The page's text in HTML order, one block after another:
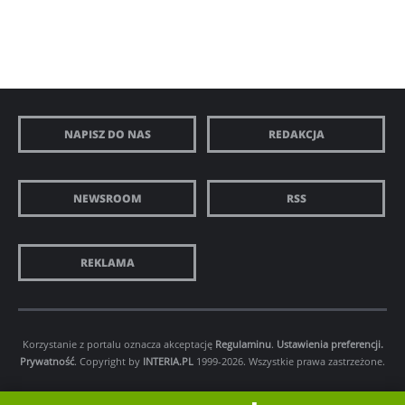
NAPISZ DO NAS REDAKCJA
NEWSROOM RSS
REKLAMA
Korzystanie z portalu oznacza akceptację Regulaminu. Ustawienia preferencji.
Prywatność. Copyright by INTERIA.PL 1999-2026. Wszystkie prawa zastrzeżone.